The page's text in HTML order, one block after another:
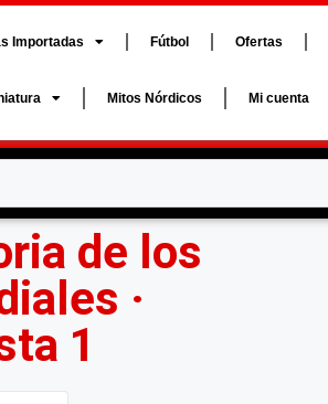
Importadas Fútbol Ofertas
Mitos Nórdicos Mi cuenta
de los
·
1